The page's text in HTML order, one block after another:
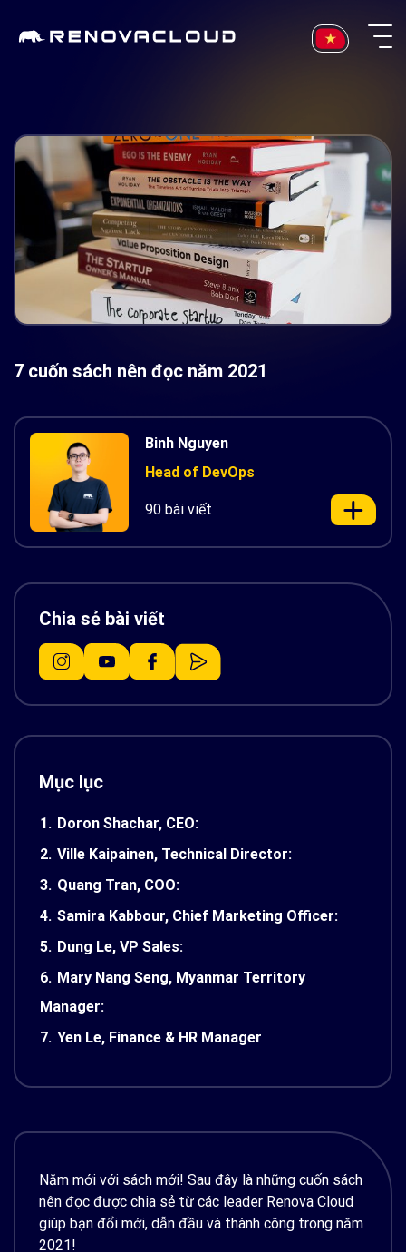
7 cuốn sách nên đọc năm 2021
Binh Nguyen
Head of DevOps
90 bài viết
Chia sẻ bài viết
Mục lục
1. Doron Shachar, CEO:
2. Ville Kaipainen, Technical Director:
3. Quang Tran, COO:
4. Samira Kabbour, Chief Marketing Officer:
5. Dung Le, VP Sales:
6. Mary Nang Seng, Myanmar Territory
Manager:
7. Yen Le, Finance & HR Manager
Năm mới với sách mới! Sau đây là những cuốn sách
nên đọc được chia sẻ từ các leader Renova Cloud
giúp bạn đổi mới, dẫn đầu và thành công trong năm
2021!